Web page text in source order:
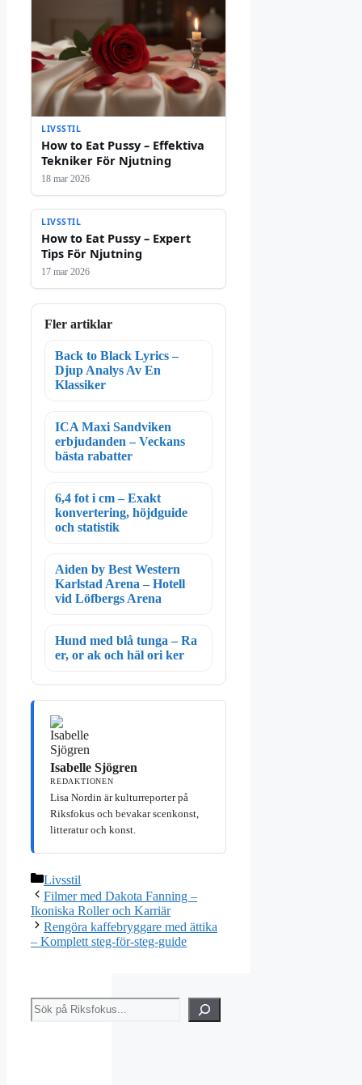
LIVSSTIL
How to Eat Pussy – Effektiva
Tekniker För Njutning
18 mar 2026
LIVSSTIL
How to Eat Pussy – Expert
Tips För Njutning
17 mar 2026
Fler artiklar
Back to Black Lyrics –
Djup Analys Av En
Klassiker
ICA Maxi Sandviken
erbjudanden – Veckans
bästa rabatter
6,4 fot i cm – Exakt
konvertering, höjdguide
och statistik
Aiden by Best Western
Karlstad Arena – Hotell
vid Löfbergs Arena
Hund med blå tunga – Ra
er, or ak och häl ori ker
Isabelle Sjögren
REDAKTIONEN
Lisa Nordin är kulturreporter på
Riksfokus och bevakar scenkonst,
litteratur och konst.
Kategorier
Livsstil
Filmer med Dakota Fanning –
Ikoniska Roller och Karriär
Rengöra kaffebryggare med ättika
– Komplett steg-för-steg-guide
Sök